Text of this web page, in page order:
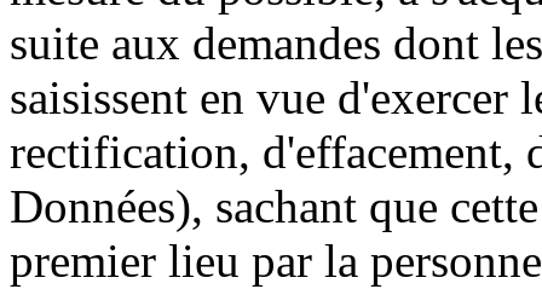
suite aux demandes dont
saisissent en vue d'exercer
rectification, d'effacement,
Données), sachant que
premier lieu par la